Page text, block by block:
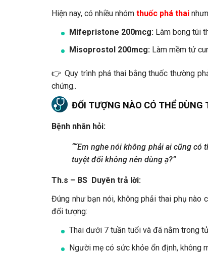
Hiện nay, có nhiều nhóm thuốc phá thai
Mifepristone 200mcg: Làm bong túi
Misoprostol 200mcg: Làm mềm tử
👉 Quy trình phá thai bằng thuốc thường
chứng..
ĐỐI TƯỢNG NÀO CÓ THỂ DÙNG
Bệnh nhân hỏi:
““Em nghe nói không phải ai cũng
tuyệt đối không nên dùng ạ?”
Th.s – BS Duyên trả lời:
Đúng như bạn nói, không phải thai phụ nào
đối tượng:
Thai dưới 7 tuần tuổi và đã nằm trong
Người mẹ có sức khỏe ổn định, không